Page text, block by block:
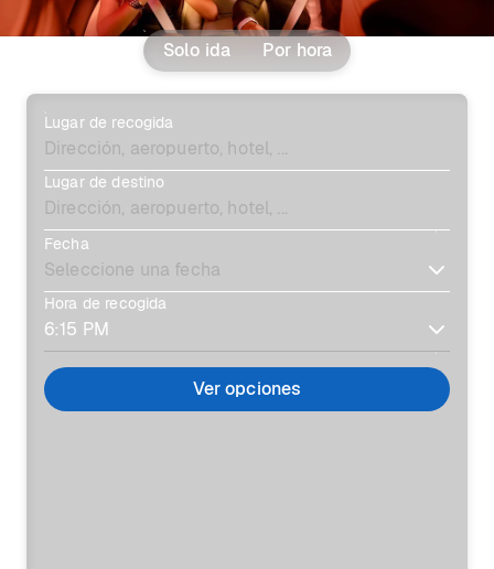
Solo ida Por hora
Lugar de recogida
Lugar de destino
Fecha
Hora de recogida
Ver opciones